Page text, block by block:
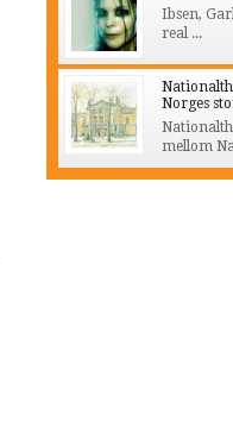
Ibsen,
real ...
Norges
mellom